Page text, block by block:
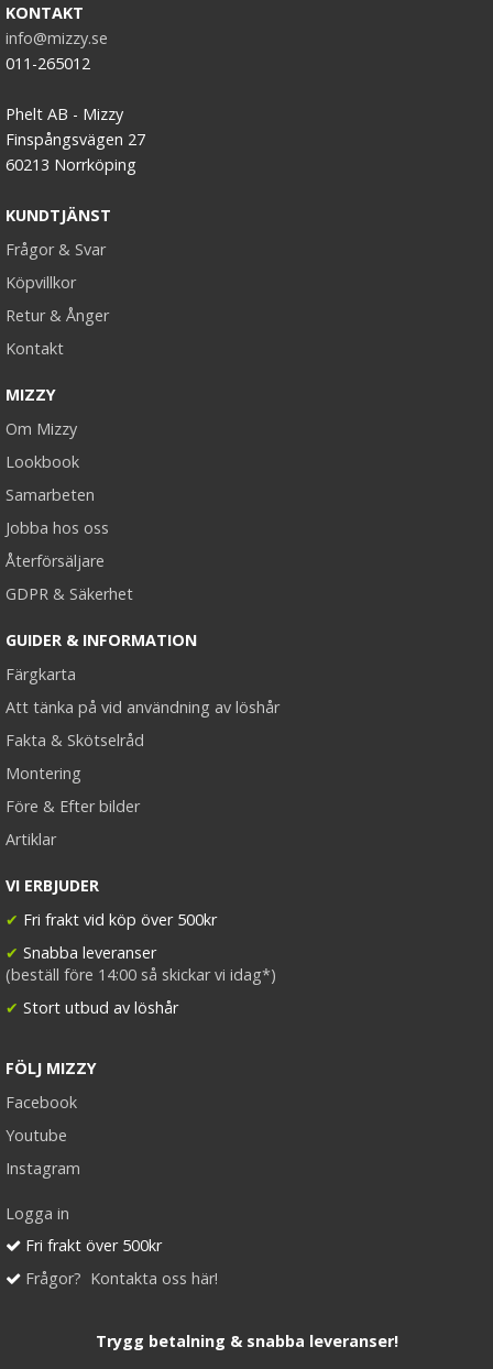
KONTAKT
info@mizzy.se
011-265012
Phelt AB - Mizzy
Finspångsvägen 27
60213 Norrköping
KUNDTJÄNST
Frågor & Svar
Köpvillkor
Retur & Ånger
Kontakt
MIZZY
Om Mizzy
Lookbook
Samarbeten
Jobba hos oss
Återförsäljare
GDPR & Säkerhet
GUIDER & INFORMATION
Färgkarta
Att tänka på vid användning av löshår
Fakta & Skötselråd
Montering
Före & Efter bilder
Artiklar
VI ERBJUDER
✔ Fri frakt vid köp över 500kr
✔ Snabba leveranser
(beställ före 14:00 så skickar vi idag*)
✔ Stort utbud av löshår
FÖLJ MIZZY
Facebook
Youtube
Instagram
Logga in
Fri frakt över 500kr
Frågor? Kontakta oss här!
Trygg betalning & snabba leveranser!